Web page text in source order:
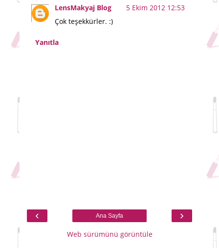
LensMakyaj Blog
5 Ekim 2012 12:53
Çok teşekkürler. :)
Yanıtla
‹ ›
Ana Sayfa
Web sürümünü görüntüle